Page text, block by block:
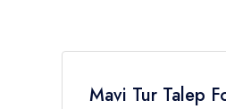
Mavi Tur Talep